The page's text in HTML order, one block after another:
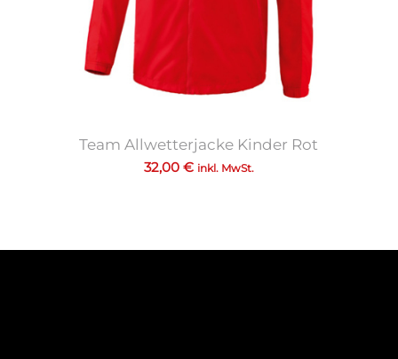
Team Allwetterjacke Kinder Rot
32,00 € inkl. MwSt.